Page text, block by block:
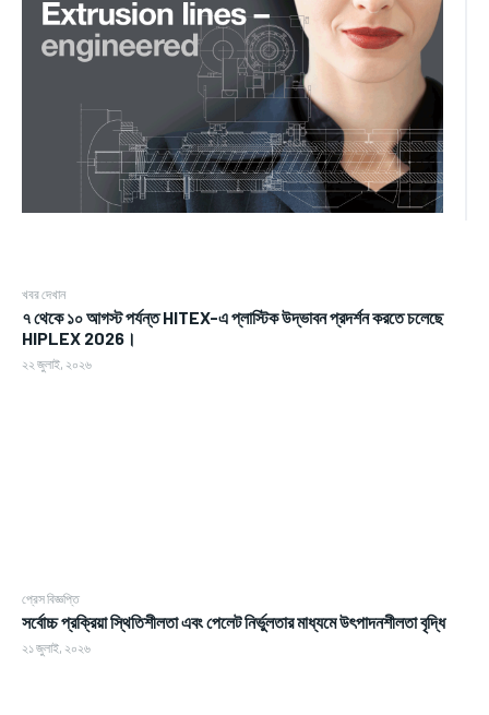
খবর দেখান
৭ থেকে ১০ আগস্ট পর্যন্ত HITEX-এ প্লাস্টিক উদ্ভাবন প্রদর্শন করতে চলেছে
HIPLEX 2026।
২২ জুলাই, ২০২৬
প্রেস বিজ্ঞপ্তি
সর্বোচ্চ প্রক্রিয়া স্থিতিশীলতা এবং পেলেট নির্ভুলতার মাধ্যমে উৎপাদনশীলতা বৃদ্ধি
২১ জুলাই, ২০২৬